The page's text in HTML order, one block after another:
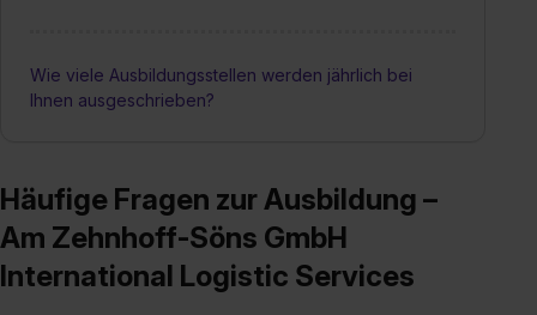
Wie viele Ausbildungsstellen werden jährlich bei
Ihnen ausgeschrieben?
Häufige Fragen zur Ausbildung –
Am Zehnhoff-Söns GmbH
International Logistic Services